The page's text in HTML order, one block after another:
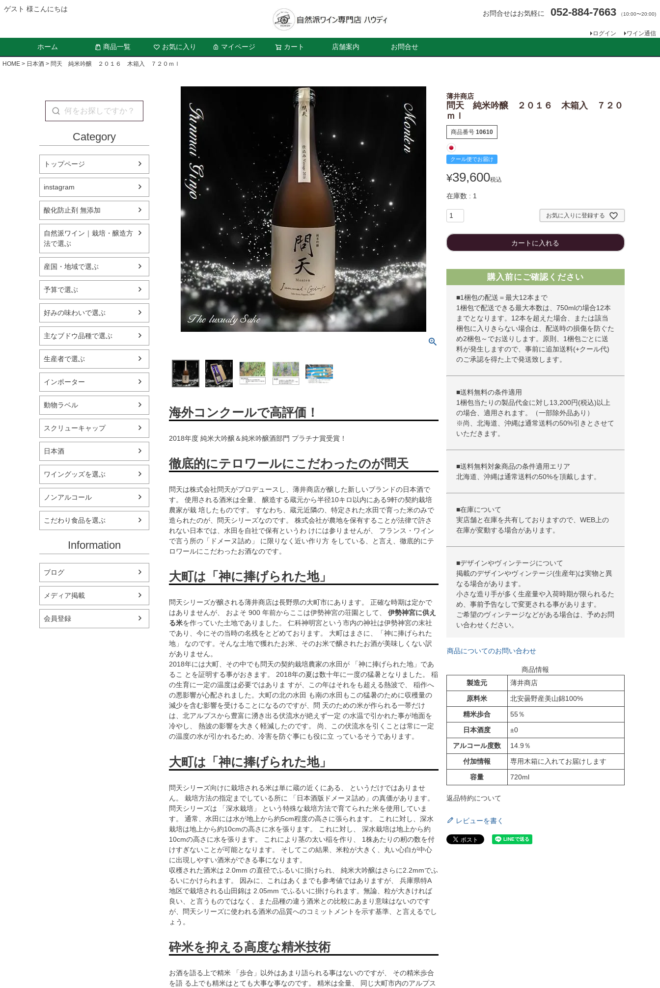
ゲスト 様こんにちは
お問合せはお気軽に 052-884-7663 （10:00〜20:00)
ログイン ワイン通信
ホーム 商品一覧 お気に入り マイページ カート 店舗案内 お問合せ
HOME 日本酒 問天 純米吟醸 ２０１６ 木箱入 ７２０ｍｌ
Category
トップページ
instagram
酸化防止剤 無添加
自然派ワイン｜栽培・醸造方
法で選ぶ
産国・地域で選ぶ
予算で選ぶ
好みの味わいで選ぶ
主なブドウ品種で選ぶ
生産者で選ぶ
インポーター
動物ラベル
スクリューキャップ
日本酒
ワイングッズを選ぶ
ノンアルコール
こだわり食品を選ぶ
Information
ブログ
メディア掲載
会員登録
海外コンクールで高評価！
2018年度 純米大吟醸＆純米吟醸酒部門 プラチナ賞受賞！
徹底的にテロワールにこだわったのが問天
問天は株式会社問天がプロデュースし、薄井商店が醸した新しいブランドの日本酒で
す。 使用される酒米は全量、 醸造する蔵元から半径10キロ以内にある9軒の契約栽培
農家が栽 培したものです。 すなわち、蔵元近隣の、特定された水田で育った米のみで
造られたのが、問天シリーズなのです。 株式会社が農地を保有することが法律で許さ
れない日本では、水田を自社で保有というわ けには参りませんが、 フランス・ワイン
で言う所の「ドメーヌ詰め」 に限りなく近い作り方 をしている、と言え、徹底的にテ
ロワールにこだわったお酒なのです。
大町は「神に捧げられた地」
問天シリーズが醸される薄井商店は長野県の大町市にあります。 正確な時期は定かで
はありませんが、 およそ 900 年前からここは伊勢神宮の荘園として、 伊勢神宮に供え
る米を作っていた土地でありました。 仁科神明宮という市内の神社は伊勢神宮の末社
であり、今にその当時の名残をとどめております。 大町はまさに、「神に捧げられた
地」 なのです。そんな土地で獲れたお米、そのお米で醸されたお酒が美味しくない訳
がありません。
2018年には大町、その中でも問天の契約栽培農家の水田が 「神に捧げられた地」であ
るこ とを証明する事がおきます。 2018年の夏は数十年に一度の猛暑となりました。 稲
の生育に一定の温度は必要ではありま すが、この年はそれをも超える熱波で、 稲作へ
の悪影響が心配されました。大町の北の水田 も南の水田もこの猛暑のために収穫量の
減少を含む影響を受けることになるのですが、問 天のための米が作られる一帯だけ
は、北アルプスから豊富に湧き出る伏流水が絶えず一定 の水温で引かれた事が地面を
冷やし、 熱波の影響を大きく軽減したのです。 尚、この伏流水を引くことは常に一定
の温度の水が引かれるため、冷害を防ぐ事にも役に立 っているそうであります。
大町は「神に捧げられた地」
問天シリーズ向けに栽培される米は単に蔵の近くにある、 というだけではありませ
ん。 栽培方法の指定までしている所に 「日本酒版ドメーヌ詰め」の真価があります。
問天シリーズは 「深水栽培」 という特殊な栽培方法で育てられた米を使用していま
す。 通常、水田には水が地上から約5cm程度の高さに張られます。 これに対し、深水
栽培は地上から約10cmの高さに水を張ります。 これに対し、 深水栽培は地上から約
10cmの高さに水を張ります。 これにより茎の太い稲を作り、 1株あたりの籾の数を付
けすぎないことが可能となります。 そしてこの結果、米粒が大きく、丸い心白が中心
に出現しやすい酒米ができる事になります。
収穫された酒米は 2.0mm の直径でふるいに掛けられ、 純米大吟醸はさらに2.2mmでふ
るいにかけられます。 因みに、これはあくまでも参考値ではありますが、 兵庫県特A
地区で栽培される山田錦は 2.05mm でふるいに掛けられます。無論、粒が大きければ
良い、と言うものではなく、また品種の違う酒米との比較にあまり意味はないのです
が、問天シリーズに使われる酒米の品質へのコミットメントを示す基準、と言えるでし
ょう。
砕米を抑える高度な精米技術
お酒を語る上で精米 「歩合」以外はあまり語られる事はないのですが、 その精米歩合
を語 る上でも精米はとても大事な事なのです。 精米は全量、 同じ大町市内のアルプス
薄井商店
問天 純米吟醸 ２０１６ 木箱入 ７２０
ｍｌ
商品番号 10610
クール便でお届け
¥39,600税込
在庫数 1
お気に入りに登録する
カートに入れる
購入前にご確認ください
■1梱包の配送＝最大12本まで
1梱包で配送できる最大本数は、750mlの場合12本
までとなります。12本を超えた場合、または該当
梱包に入りきらない場合は、配送時の損傷を防ぐた
め2梱包～でお送りします。原則、1梱包ごとに送
料が発生しますので、事前に追加送料(+クール代)
のご承認を得た上で発送致します。
■送料無料の条件適用
1梱包当たりの製品代金に対し13,200円(税込)以上
の場合、適用されます。（一部除外品あり）
※尚、北海道、沖縄は通常送料の50%引きとさせて
いただきます。
■送料無料対象商品の条件適用エリア
北海道、沖縄は通常送料の50%を頂戴します。
■在庫について
実店舗と在庫を共有しておりますので、WEB上の
在庫が変動する場合があります。
■デザインやヴィンテージについて
掲載のデザインやヴィンテージ(生産年)は実物と異
なる場合があります。
小さな造り手が多く生産量や入荷時期が限られるた
め、事前予告なしで変更される事があります。
ご希望のヴィンテージなどがある場合は、予めお問
い合わせください。
商品についてのお問い合わせ
商品情報
製造元
薄井商店
原料米
北安曇野産美山錦100%
精米歩合
55％
日本酒度
±0
アルコール度数
14.9％
付加情報
専用木箱に入れてお届けします
容量
720ml
返品特約について
レビューを書く